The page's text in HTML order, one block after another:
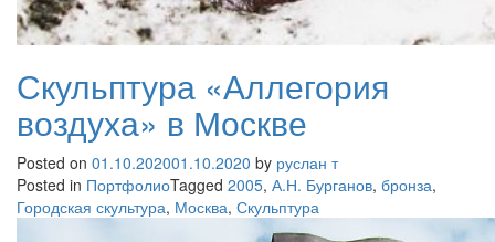
Скульптура «Аллегория
воздуха» в Москве
Posted on 01.10.202001.10.2020 by руслан т
Posted in ПортфолиоTagged 2005, А.Н. Бурганов, бронза,
Городская скультура, Москва, Скульптура